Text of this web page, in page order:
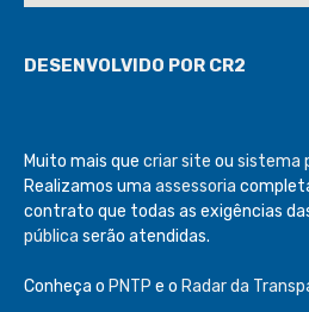
DESENVOLVIDO POR CR2
Muito mais que criar site ou sistema
Realizamos uma assessoria
contrato que todas as exigências
pública serão atendidas.
Conheça o PNTP e o Radar da